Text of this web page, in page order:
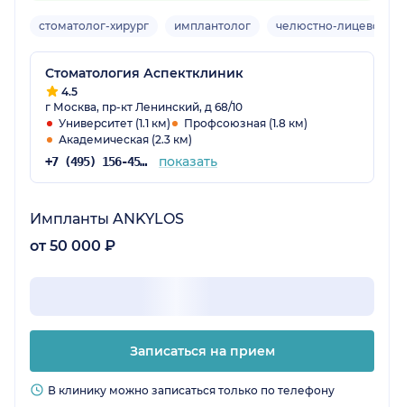
стоматолог-хирург имплантолог челюстно-лицевой
Стоматология Аспектклиник
4.5
г Москва, пр-кт Ленинский, д 68/10
Университет (1.1 км)
Профсоюзная (1.8 км)
Академическая (2.3 км)
+7 (495) 156-45-02 показать
Импланты ANKYLOS
от 50 000 ₽
Записаться на прием
В клинику можно записаться только по телефону